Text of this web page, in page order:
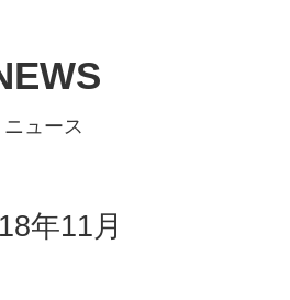
ニュース
年11月